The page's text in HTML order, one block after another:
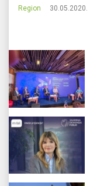
Region 30.05.2020.